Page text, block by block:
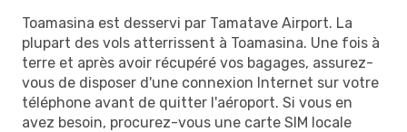
Toamasina est desservi par Tamatave Airport. La
plupart des vols atterrissent à Toamasina. Une fois à
terre et après avoir récupéré vos bagages, assurez-
vous de disposer d'une connexion Internet sur votre
téléphone avant de quitter l'aéroport. Si vous en
avez besoin, procurez-vous une carte SIM locale